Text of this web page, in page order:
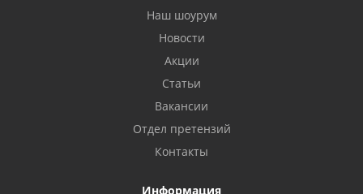
Наш шоурум
Новости
Акции
Статьи
Вакансии
Отдел претензий
Контакты
Информация